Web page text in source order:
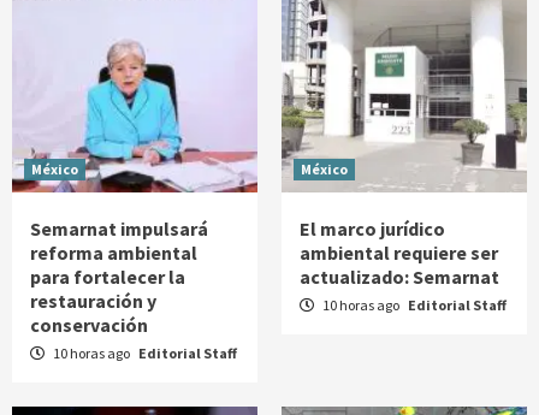
México
Semarnat impulsará
reforma ambiental
para fortalecer la
restauración y
conservación
10 horas ago Editorial Staff
México
El marco jurídico
ambiental requiere ser
actualizado: Semarnat
10 horas ago Editorial Staff